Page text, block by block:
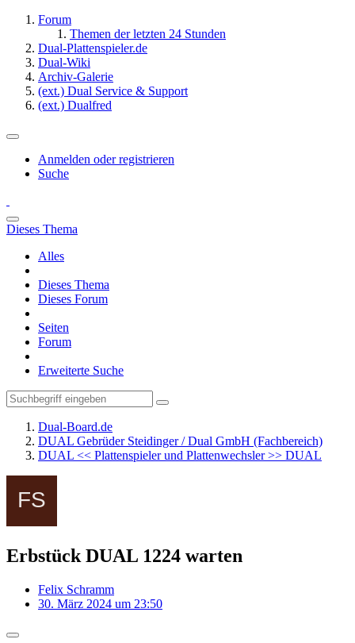
Forum
Themen der letzten 24 Stunden
Dual-Plattenspieler.de
Dual-Wiki
Archiv-Galerie
(ext.) Dual Service & Support
(ext.) Dualfred
Anmelden oder registrieren
Suche
Dieses Thema
Alles
Dieses Thema
Dieses Forum
Seiten
Forum
Erweiterte Suche
Dual-Board.de
DUAL Gebrüder Steidinger / Dual GmbH (Fachbereich)
DUAL << Plattenspieler und Plattenwechsler >> DUAL
Erbstück DUAL 1224 warten
Felix Schramm
30. März 2024 um 23:50